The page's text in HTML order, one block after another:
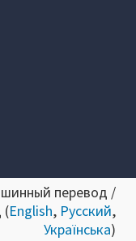
перевод /
(English, Русский,
Українська)